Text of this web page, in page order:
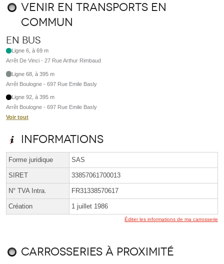
Venir en transports en
commun
En bus
Ligne 6, à 69 m
Arrêt De Vinci - 27 Rue Arthur Rimbaud
Ligne 68, à 395 m
Arrêt Boulogne - 697 Rue Emile Basly
Ligne 92, à 395 m
Arrêt Boulogne - 697 Rue Emile Basly
Voir tout
Informations
Forme juridique SAS
SIRET 33857061700013
N° TVA Intra. FR31338570617
Création 1 juillet 1986
Éditer les informations de ma carrosserie
Carrosseries à proximité